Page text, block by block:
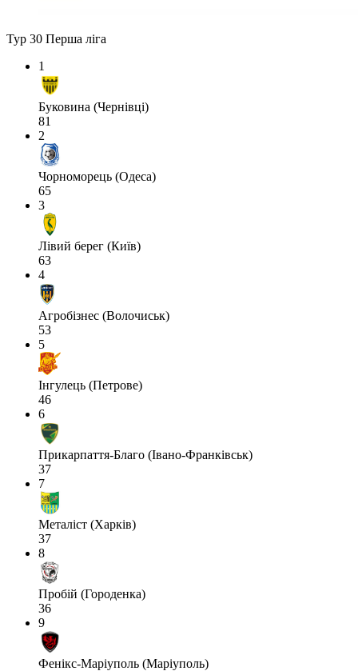
Тур 30 Перша ліга
1
Буковина (Чернівці)
81
2
Чорноморець (Одеса)
65
3
Лівий берег (Київ)
63
4
Агробізнес (Волочиськ)
53
5
Інгулець (Петрове)
46
6
Прикарпаття-Благо (Івано-Франківськ)
37
7
Металіст (Харків)
37
8
Пробій (Городенка)
36
9
Фенікс-Маріуполь (Маріуполь)